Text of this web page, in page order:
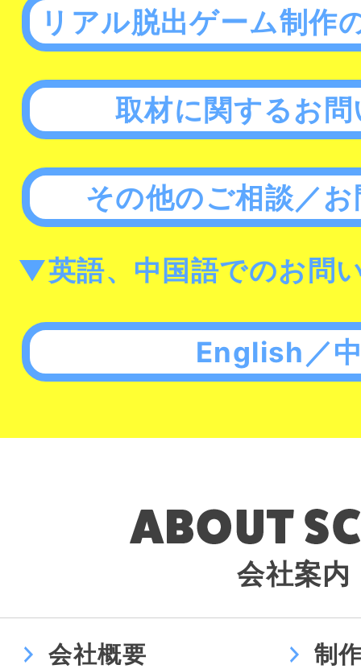
リアル脱出ゲーム制作
取材に関するお
その他のご相談／
▼英語、中国語でのお問
English／
会社案内
会社概要 制